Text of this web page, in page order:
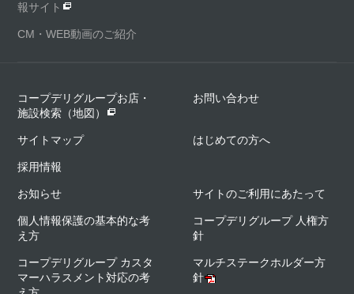
報サイト
CM・WEB動画のご紹介
コープデリグループお店・
施設検索（地図）
お問い合わせ
サイトマップ はじめての方へ
採用情報
お知らせ サイトのご利用にあたって
個人情報保護の基本的な考
え方
コープデリグループ 人権方
針
コープデリグループ カスタ
マーハラスメント対応の考
マルチステークホルダー方
針